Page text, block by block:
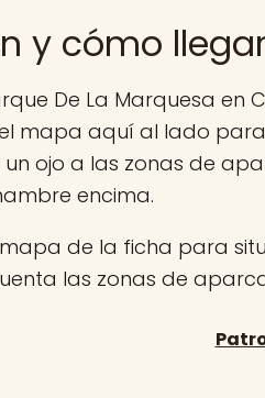
y cómo
De La Marquesa en
el mapa aquí al lado
un ojo a las zonas de
encima.
de la ficha para
las zonas de